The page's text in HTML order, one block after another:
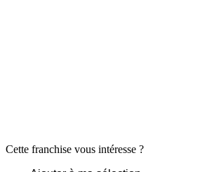
Cette franchise vous intéresse ?